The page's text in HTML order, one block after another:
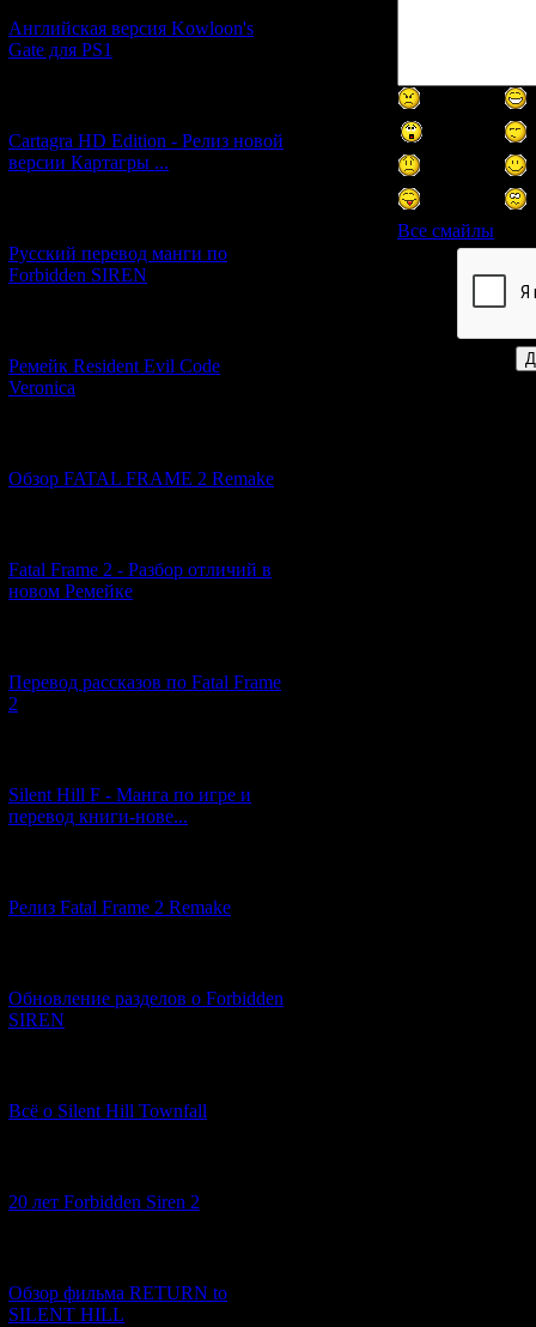
Английская версия Kowloon's
Gate для PS1
Cartagra HD Edition - Релиз новой
версии Картагры ...
Русский перевод манги по
Forbidden SIREN
Ремейк Resident Evil Code
Veronica
Обзор FATAL FRAME 2 Remake
Fatal Frame 2 - Разбор отличий в
новом Ремейке
Перевод рассказов по Fatal Frame
2
Silent Hill F - Манга по игре и
перевод книги-нове...
Релиз Fatal Frame 2 Remake
Обновление разделов о Forbidden
SIREN
Всё о Silent Hill Townfall
20 лет Forbidden Siren 2
Обзор фильма RETURN to
SILENT HILL
Все смайлы